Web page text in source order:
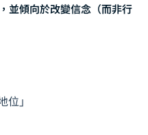
並傾向於改變信念（而非行
」